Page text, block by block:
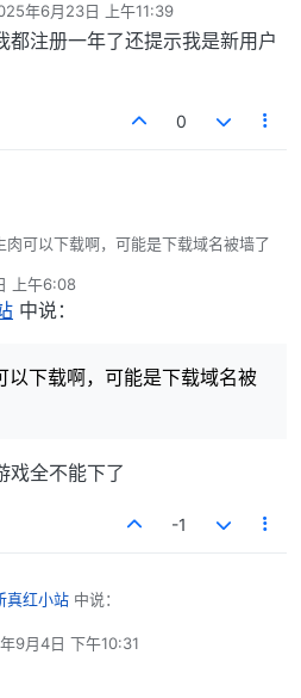
年6月23日 上午11:39
编辑
都注册一年了还提示我是新用户
0
肉可以下载啊，可能是下载域名被墙了
上午6:08
中说：
以下载啊，可能是下载域名被
戏全不能下了
-1
真红小站 中说：
9月4日 下午10:31